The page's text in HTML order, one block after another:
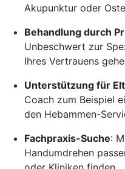
Akupunktur oder
Behandlung durch
Unbeschwert zur
Ihres Vertrauens
Unterstützung für
Coach zum Beispiel
den Hebammen-
Fachpraxis-Suche:
Handumdrehen